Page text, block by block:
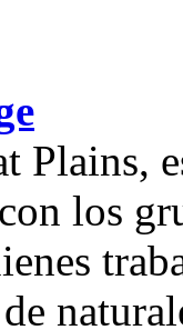
Plains,
los